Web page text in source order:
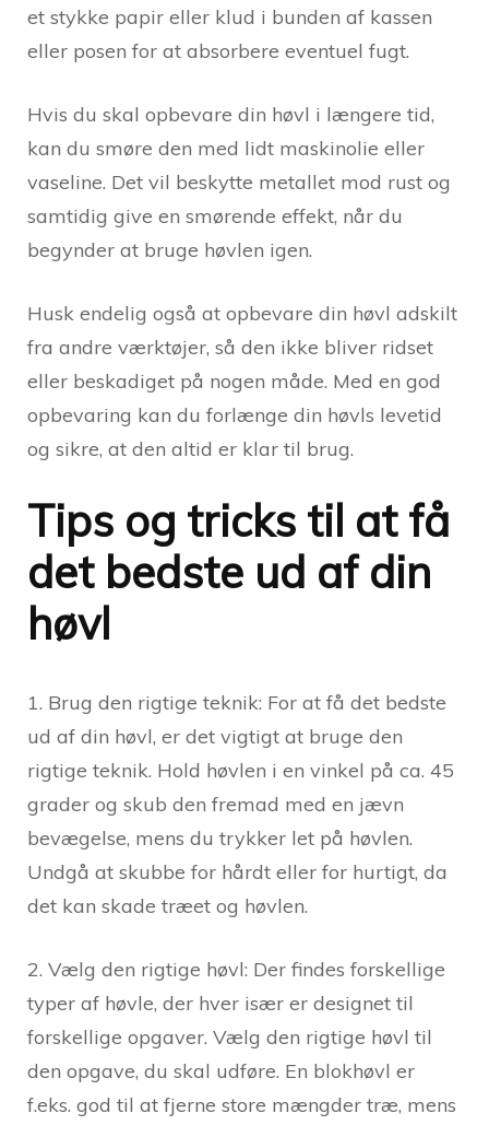
et stykke papir eller klud i bunden af kassen
eller posen for at absorbere eventuel fugt.
Hvis du skal opbevare din høvl i længere tid,
kan du smøre den med lidt maskinolie eller
vaseline. Det vil beskytte metallet mod rust og
samtidig give en smørende effekt, når du
begynder at bruge høvlen igen.
Husk endelig også at opbevare din høvl adskilt
fra andre værktøjer, så den ikke bliver ridset
eller beskadiget på nogen måde. Med en god
opbevaring kan du forlænge din høvls levetid
og sikre, at den altid er klar til brug.
Tips og tricks til at få
det bedste ud af din
høvl
1. Brug den rigtige teknik: For at få det bedste
ud af din høvl, er det vigtigt at bruge den
rigtige teknik. Hold høvlen i en vinkel på ca. 45
grader og skub den fremad med en jævn
bevægelse, mens du trykker let på høvlen.
Undgå at skubbe for hårdt eller for hurtigt, da
det kan skade træet og høvlen.
2. Vælg den rigtige høvl: Der findes forskellige
typer af høvle, der hver især er designet til
forskellige opgaver. Vælg den rigtige høvl til
den opgave, du skal udføre. En blokhøvl er
f.eks. god til at fjerne store mængder træ, mens